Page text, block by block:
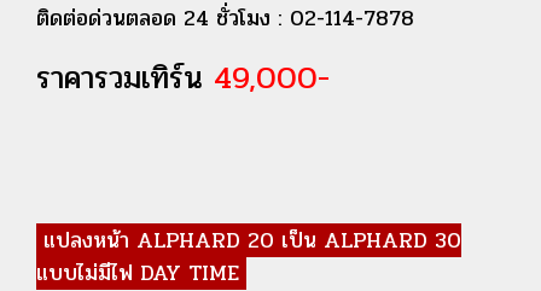
ติดต่อด่วนตลอด 24 ชั่วโมง : 02-114-7878
ราคารวมเทิร์น 49,000-
แปลงหน้า ALPHARD 20 เป็น ALPHARD 30
แบบไม่มีไฟ DAY TIME